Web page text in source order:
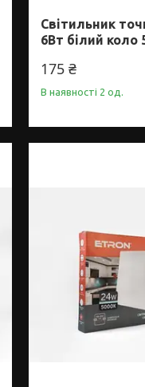
Світильник
6Вт білий коло
175 ₴
В наявності 2 од.